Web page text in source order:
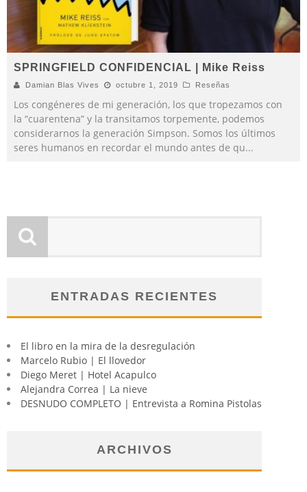
SPRINGFIELD CONFIDENCIAL | Mike Reiss
Damian Blas Vives octubre 1, 2019 Reseñas
Los congéneres de mi generación, los que tropezamos con
la “cuarentena” y la transitamos torpemente, podemos
considerarnos la generación Simpson. Somos los últimos
seres humanos en recordar el mundo antes de qu...
ENTRADAS RECIENTES
El libro en la mira de la desregulación
Marcelo Rubio | El llovedor
Diego Meret | Hotel Acapulco
Alejandra Correa | La nieve
DESNUDO COMPLETO | Entrevista a Romina Pistolas
ARCHIVOS